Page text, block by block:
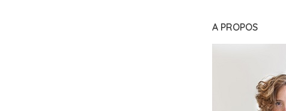
A PROPOS